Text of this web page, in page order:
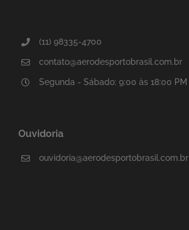
(11) 98335-4700
contato@aerodesportobrasil.com.br
Segunda - Sábado: 9:00 às 18:00 PM
Ouvidoria
ouvidoria@aerodesportobrasil.com.br